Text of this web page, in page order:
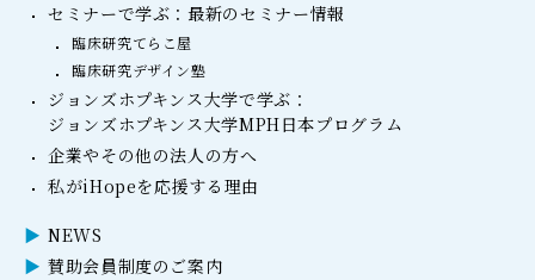
セミナーで学ぶ：最新のセミナー情報
臨床研究てらこ屋
臨床研究デザイン塾
ジョンズホプキンス大学で学ぶ：
ジョンズホプキンス大学MPH日本プログラム
企業やその他の法人の方へ
私がiHopeを応援する理由
NEWS
賛助会員制度のご案内